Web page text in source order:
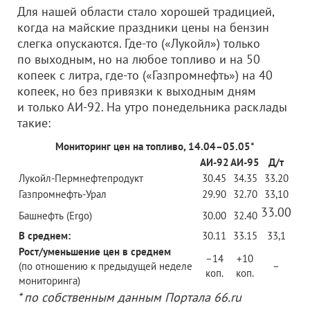
Для нашей области стало хорошей традицией,
когда на майские праздники цены на бензин
слегка опускаются. Где-то («Лукойл») только
по выходным, но на любое топливо и на 50
копеек с литра, где-то («Газпромнефть») на 40
копеек, но без привязки к выходным дням
и только АИ-92. На утро понедельника расклады
такие:
Мониторинг цен на топливо, 14.04–05.05*
АИ-92АИ-95
Д/т
Лукойл-Пермнефтепродукт
30.45 34.35
33.20
Газпромнефть-Урал
29.90 32.70
33,10
Башнефть (Ergo)
30.00 32.40 33.00
В среднем: 30.11 33.15
33,1
Рост/уменьшение цен в среднем
(по отношению к предыдущей неделе
мониторинга)
–14
коп.
+10
коп.
–
* по собственным данным Портала 66.ru